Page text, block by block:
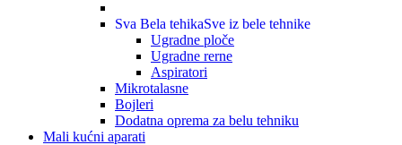
Sva Bela tehikaSve iz bele tehnike
Ugradne ploče
Ugradne rerne
Aspiratori
Mikrotalasne
Bojleri
Dodatna oprema za belu tehniku
Mali kućni aparati